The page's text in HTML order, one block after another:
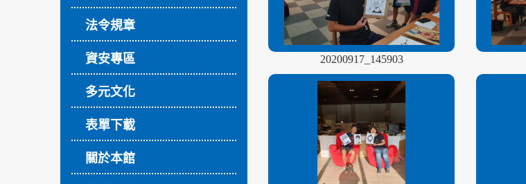
法令規章
資安專區
多元文化
表單下載
關於本館
20200917_145903